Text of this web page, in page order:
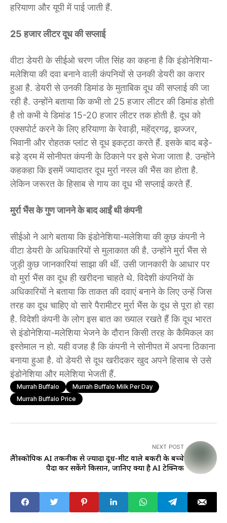
हरियाणा और यूपी में पाई जाती हैं.
25 हजार लीटर दूध की सप्लाई
वीटा डेयरी के सीईओ चरण जीत सिंह का कहना है कि इंडोनेशिया-
मलेशिया की दवा बनाने वाली कंपनियों से उनकी डेयरी का करार
हुआ है. डेयरी से उनकी डिमांड के मुताबिक दूध की सप्लाई की जा
रही है. उन्होंने बताया कि कभी तो 25 हजार लीटर की डिमांड होती
है तो कभी ये डिमांड 15-20 हजार लीटर तक होती है. दूध को
एक्सपोर्ट करने के लिए हरियाणा के रेवाड़ी, महेंद्रगढ़, झज्जर,
भिवानी और रोहतक प्लांट से दूध इकट्ठा करते हैं. इसके बाद बड़े-
बड़े ड्रम में सोनीपत कंपनी के ठिकाने पर इसे भेजा जाता है. उन्होंने
कह​कहा कि इसमें ज्यादातर दूध मुर्रा नस्ल की भैंस का होता है.
लेकिन जरूरत के हिसाब से गाय का दूध भी सप्लाई करते हैं.
मुर्रा भैंस के गुण जानने के बाद आईं थी कंपनी
सीईओ ने आगे बताया कि इंडोनेशिया-मलेशिया की कुछ कंपनी ने
वीटा डेयरी के अधिकारियों से मुलाकात की है. उन्होंने मुर्रा भैंस से
जुड़ी कुछ जानकारियां साझा की थीं. उसी जानकारी के आधार पर
वो मुर्रा भैंस का दूध ही खरीदना चाहते थे. विदेशी कंपनियों के
अधिकारियों ने बताया कि ताकत की दवाएं बनाने के लिए उन्हें जिस
तरह का दूध चाहिए वो सारे पैरामीटर मुर्रा भैंस के दूध से पूरा हो रहा
है. विदेशी कंपनी के लोग इस बात का ख्याल रखते हैं कि दूध भारत
से इंडोनेशिया-मलेशिया भेजने के दौरान किसी तरह के कैमिकल का
इस्तेमाल न हो. यही वजह है कि कंपनी ने सोनीपत में अपना ठिकाना
बनाया हुआ है. वो डेयरी से दूध खरीदकर खुद अपने हिसाब से उसे
इंडोनेशिया और मलेशिया भेजती हैं.
Murrah Buffalo
Murrah Buffalo Milk Per Day
Murrah Buffalo Price
NEXT POST
लैप्रोस्कोपिक AI तकनीक से ज्यादा दूध-मीट वाले बकरी के बच्चे
पैदा कर सकेंगे किसान, जानिए क्या है AI टेक्निक